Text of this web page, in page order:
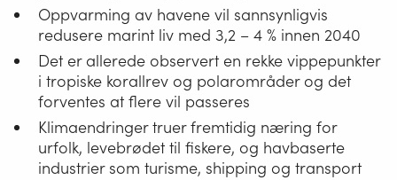
Oppvarming av havene vil sannsynligvis
redusere marint liv med 3,2 – 4 % innen 2040
Det er allerede observert en rekke vippepunkter
i tropiske korallrev og polarområder og det
forventes at flere vil passeres
Klimaendringer truer fremtidig næring for
urfolk, levebrødet til fiskere, og havbaserte
industrier som turisme, shipping og transport